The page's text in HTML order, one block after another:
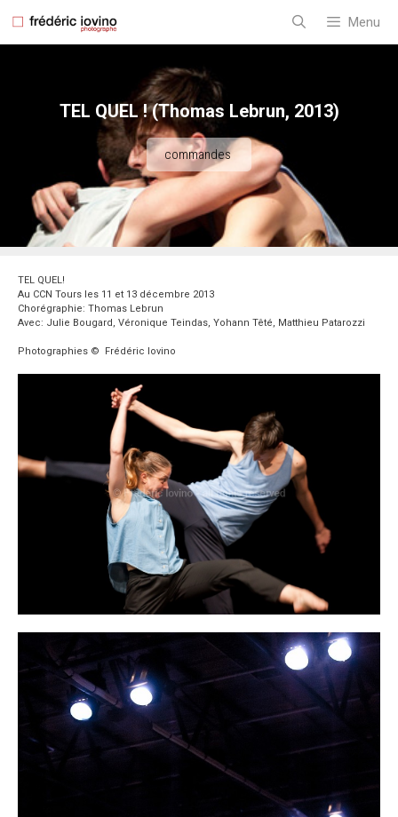
Menu
TEL QUEL ! (Thomas Lebrun, 2013)
commandes
TEL QUEL!
Au CCN Tours les 11 et 13 décembre 2013
Chorégraphie: Thomas Lebrun
Avec: Julie Bougard, Véronique Teindas, Yohann Têté, Matthieu Patarozzi
Photographies © Frédéric Iovino